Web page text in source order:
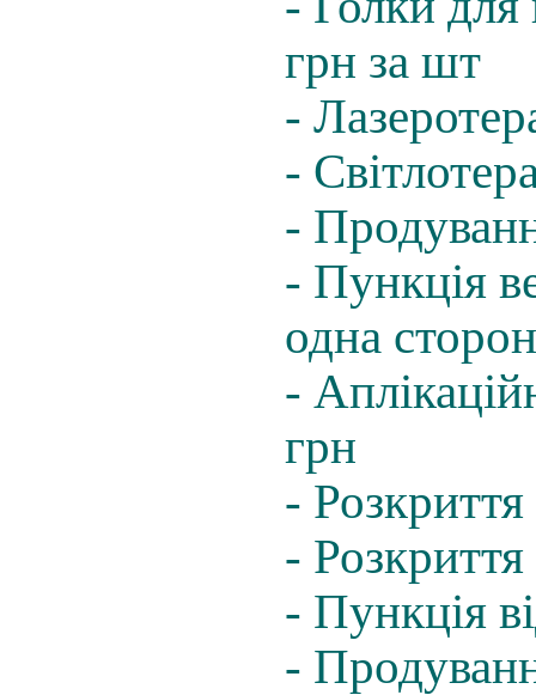
грн за шт
-
-
-
- Пункція
одна
-
грн
-
-
- Пункція
-